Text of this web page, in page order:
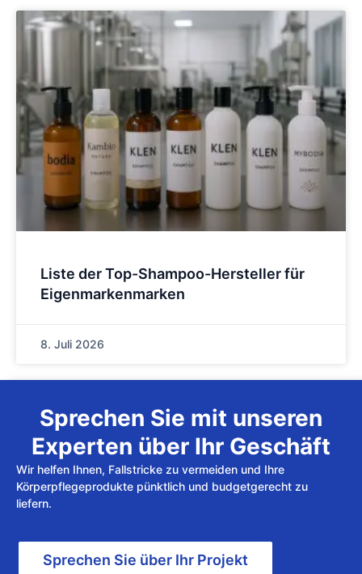
Liste der Top-Shampoo-Hersteller für
Eigenmarkenmarken
8. Juli 2026
Sprechen Sie mit unseren
Experten über Ihr Geschäft
Wir helfen Ihnen, Fallstricke zu vermeiden und Ihre
Körperpflegeprodukte pünktlich und budgetgerecht zu
liefern.
Sprechen Sie über Ihr Projekt